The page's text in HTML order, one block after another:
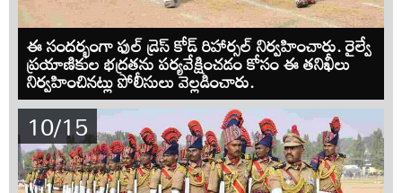
ఈ సందర్భంగా ఫుల్ డ్రెస్ కోడ్ రిహార్సల్ నిర్వహించారు. రైల్వే
ప్రయాణికుల భద్రతను పర్యవేక్షించడం కోసం ఈ తనిఖీలు
నిర్వహించినట్లు పోలీసులు వెల్లడించారు.
10/15